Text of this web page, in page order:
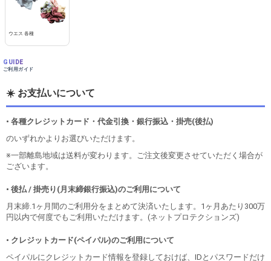
ウエス 各種
GUIDE
ご利用ガイド
☀️ お支払いについて
• 各種クレジットカード・代金引換・銀行振込・掛売(後払)
のいずれかよりお選びいただけます。
※一部離島地域は送料が変わります。ご注文後変更させていただく場合が
ございます。
• 後払 / 掛売り(月末締銀行振込)のご利用について
月末締.1ヶ月間のご利用分をまとめて決済いたします。1ヶ月あたり300万
円以内で何度でもご利用いただけます。(ネットプロテクションズ)
• クレジットカード(ペイパル)のご利用について
ペイパルにクレジットカード情報を登録しておけば、IDとパスワードだけ